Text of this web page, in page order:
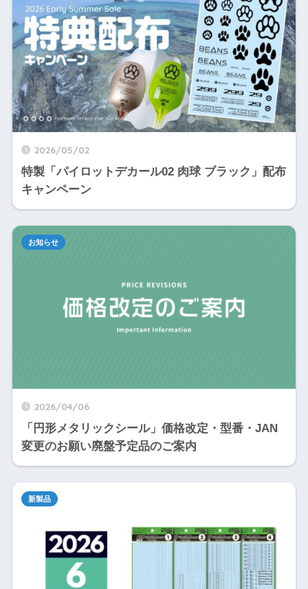
2026/05/02
特製「パイロットデカール02 肉球 ブラック」配布
キャンペーン
2026/04/06
「円形メタリックシール」価格改定・型番・JAN
変更のお願い廃盤予定品のご案内
お知らせ
新製品